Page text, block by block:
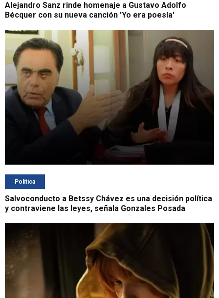
Alejandro Sanz rinde homenaje a Gustavo Adolfo
Bécquer con su nueva canción 'Yo era poesía'
Política
Salvoconducto a Betssy Chávez es una decisión política
y contraviene las leyes, señala Gonzales Posada